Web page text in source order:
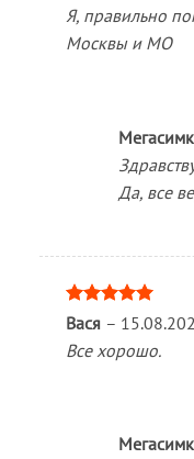
Я, правильно
Москвы и МО
Да, все
Оценка 5
из 5
Вася –
Все хорошо.